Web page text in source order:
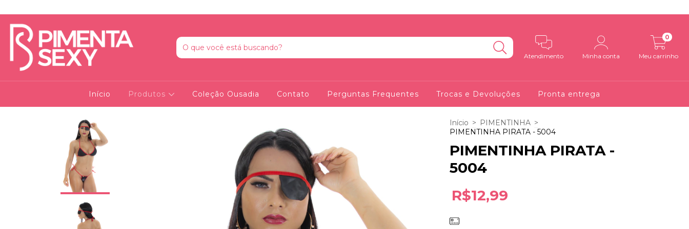
Atendimento Minha conta Meu carrinho
0
Início Produtos Coleção Ousadia Contato Perguntas Frequentes Trocas e Devoluções Pronta entrega
Início > PIMENTINHA >
PIMENTINHA PIRATA - 5004
PIMENTINHA PIRATA -
5004
R$12,99